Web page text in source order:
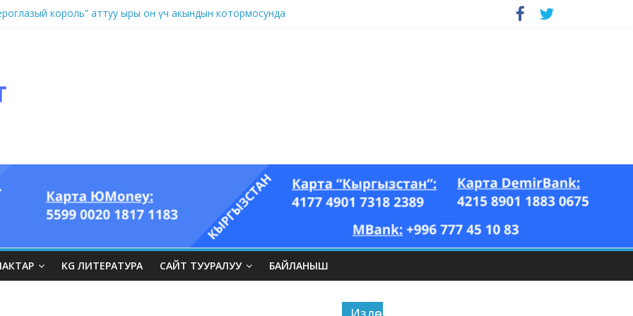
король” аттуу ыры он үч акындын котормосунда
KG ЛИТЕРАТУРА САЙТ ТУУРАЛУУ БАЙЛАНЫШ